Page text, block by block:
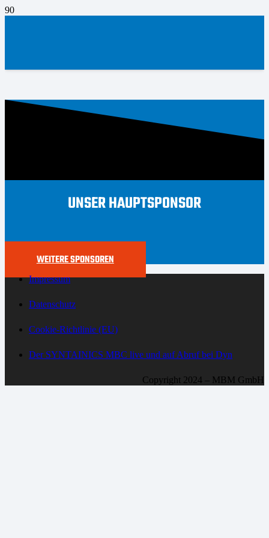
UNSER HAUPTSPONSOR
WEITERE SPONSOREN
Impressum
Datenschutz
Cookie-Richtlinie (EU)
Der SYNTAINICS MBC live und auf Abruf bei Dyn
Copyright 2024 – MBM GmbH